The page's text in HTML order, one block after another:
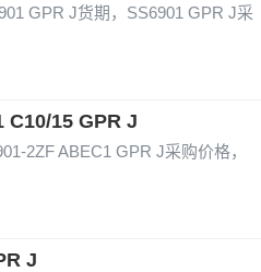
GPR J货期，SS6901 GPR J采
C10/15 GPR J
2ZF ABEC1 GPR J采购价格，
J